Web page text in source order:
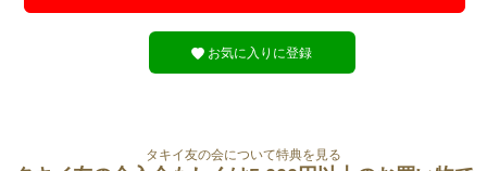
お気に入りに登録
タキイ友の会について特典を見る